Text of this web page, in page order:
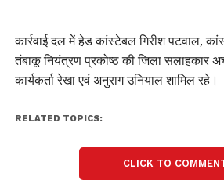
कार्रवाई दल में हेड कांस्टेबल गिरीश पटवाल,
तंबाकू नियंत्रण प्रकोष्ठ की जिला सलाहकार
कार्यकर्ता रेखा एवं अनुराग उनियाल शामिल रहे।
RELATED TOPICS:
CLICK TO